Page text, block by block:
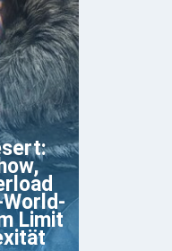
Limit